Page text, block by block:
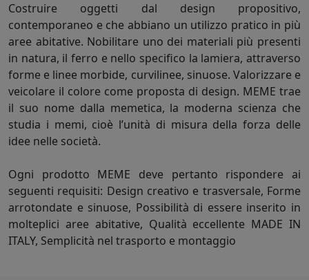
Costruire oggetti dal design propositivo,
contemporaneo e che abbiano un utilizzo pratico in più
aree abitative. Nobilitare uno dei materiali più presenti
in natura, il ferro e nello specifico la lamiera, attraverso
forme e linee morbide, curvilinee, sinuose. Valorizzare e
veicolare il colore come proposta di design. MEME trae
il suo nome dalla memetica, la moderna scienza che
studia i memi, cioè l’unità di misura della forza delle
idee nelle società.
Ogni prodotto MEME deve pertanto rispondere ai
seguenti requisiti: Design creativo e trasversale, Forme
arrotondate e sinuose, Possibilità di essere inserito in
molteplici aree abitative, Qualità eccellente MADE IN
ITALY, Semplicità nel trasporto e montaggio